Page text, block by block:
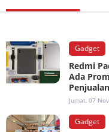
Gadget
Redmi
Ada
Jumat, 07
Gadget